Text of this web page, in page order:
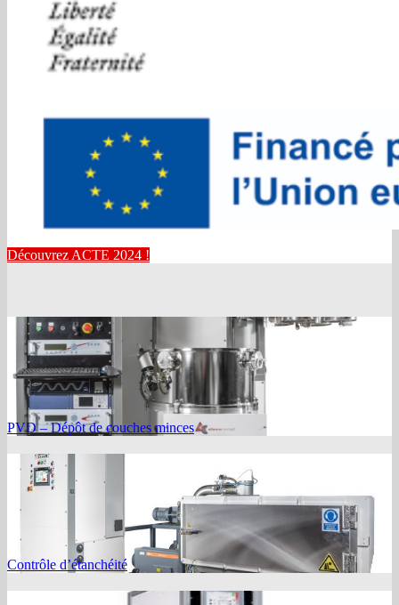
Découvrez ACTE 2024 !
PVD – Dépôt de couches minces
Contrôle d’étanchéité